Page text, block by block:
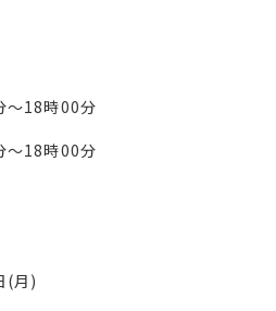
18時00分
18時00分
(月)